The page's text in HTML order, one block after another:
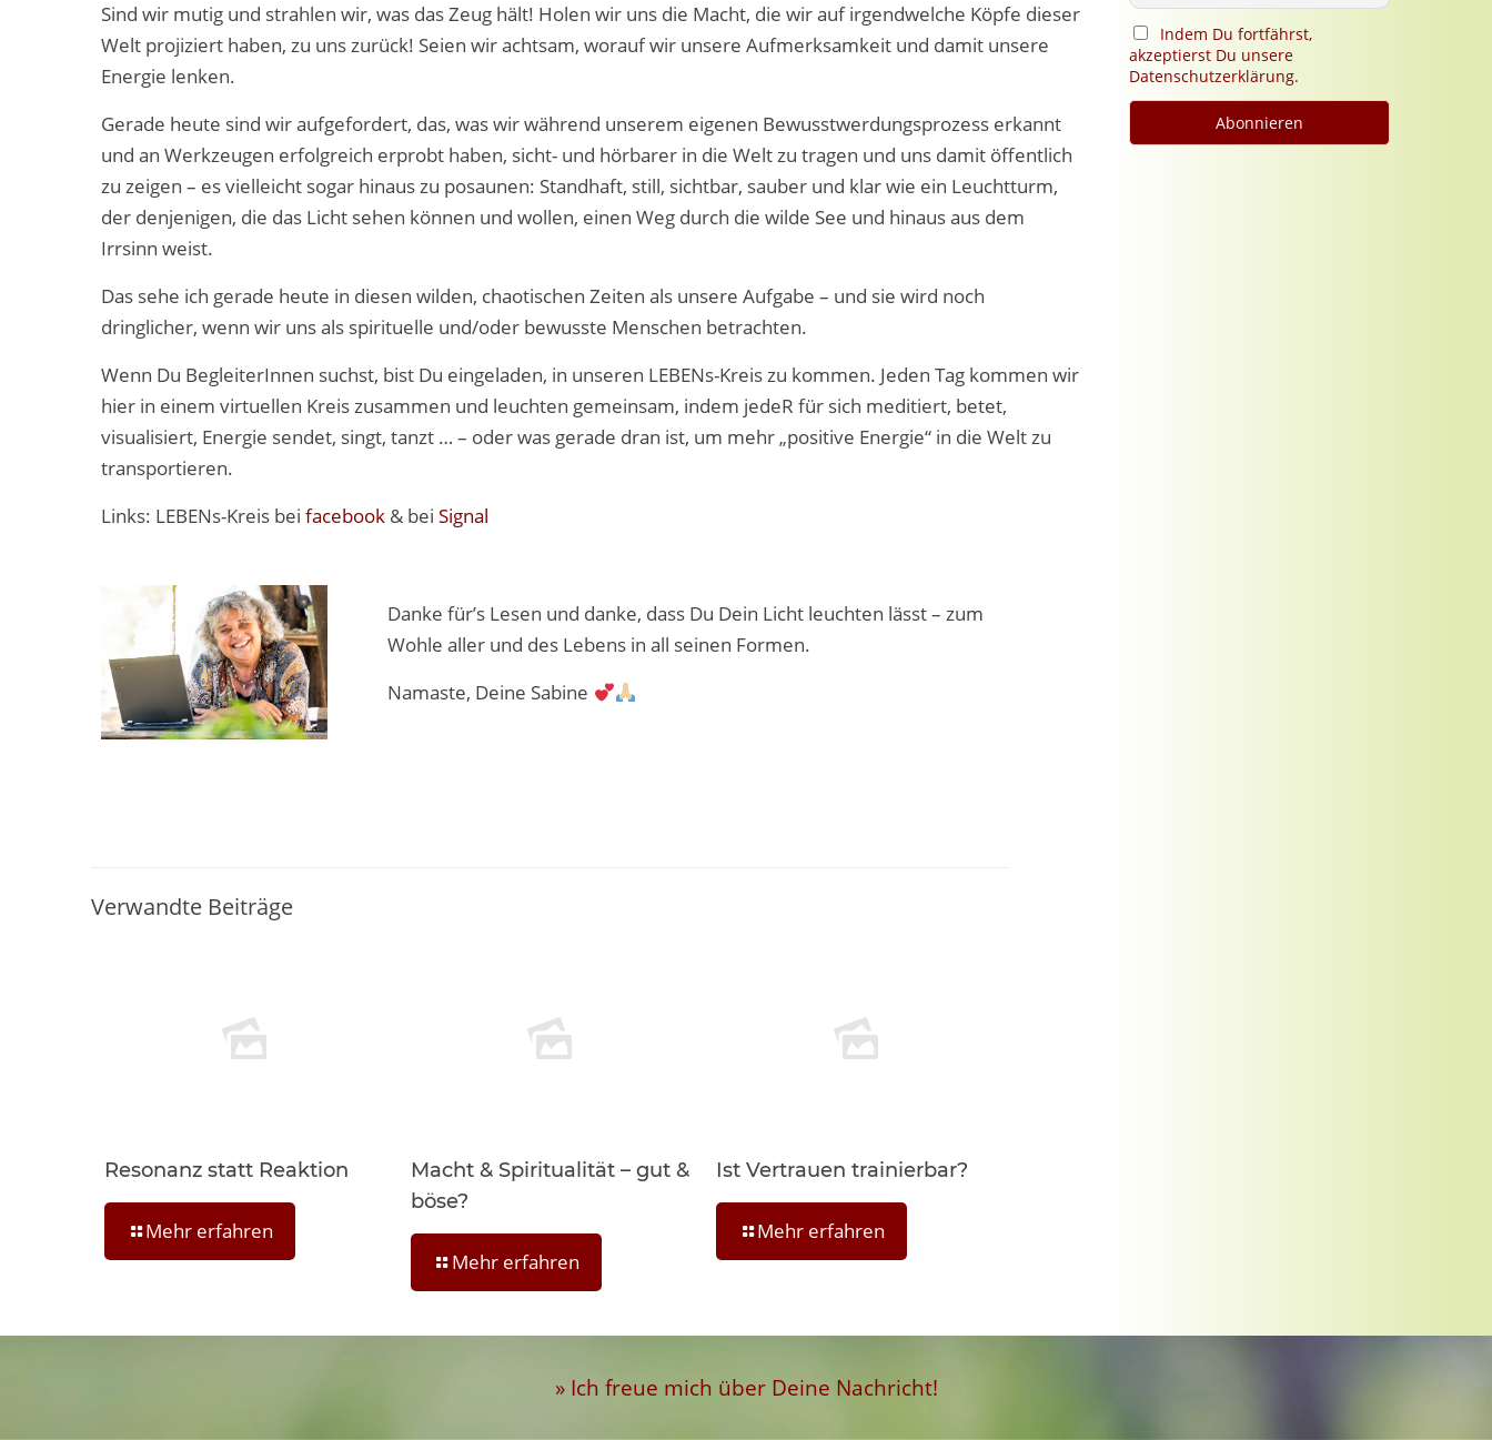
Sind wir mutig und strahlen wir, was das Zeug hält! Holen wir uns die Macht, die wir auf irgendwelche Köpfe dieser
Welt projiziert haben, zu uns zurück! Seien wir achtsam, worauf wir unsere Aufmerksamkeit und damit unsere
Energie lenken.
Gerade heute sind wir aufgefordert, das, was wir während unserem eigenen Bewusstwerdungsprozess erkannt
und an Werkzeugen erfolgreich erprobt haben, sicht- und hörbarer in die Welt zu tragen und uns damit öffentlich
zu zeigen – es vielleicht sogar hinaus zu posaunen: Standhaft, still, sichtbar, sauber und klar wie ein Leuchtturm,
der denjenigen, die das Licht sehen können und wollen, einen Weg durch die wilde See und hinaus aus dem
Irrsinn weist.
Das sehe ich gerade heute in diesen wilden, chaotischen Zeiten als unsere Aufgabe – und sie wird noch
dringlicher, wenn wir uns als spirituelle und/oder bewusste Menschen betrachten.
Wenn Du BegleiterInnen suchst, bist Du eingeladen, in unseren LEBENs-Kreis zu kommen. Jeden Tag kommen wir
hier in einem virtuellen Kreis zusammen und leuchten gemeinsam, indem jedeR für sich meditiert, betet,
visualisiert, Energie sendet, singt, tanzt … – oder was gerade dran ist, um mehr „positive Energie“ in die Welt zu
transportieren.
Links: LEBENs-Kreis beifacebook & beiSignal
Danke für’s Lesen und danke, dass Du Dein Licht leuchten lässt – zum
Wohle aller und des Lebens in all seinen Formen.
Namaste, Deine Sabine
Verwandte Beiträge
Resonanz statt Reaktion
Mehr erfahren
Macht & Spiritualität – gut &
böse?
Mehr erfahren
Ist Vertrauen trainierbar?
Mehr erfahren
Indem Du fortfährst,
akzeptierst Du unsere
Datenschutzerklärung.
» Ich freue mich über Deine Nachricht!